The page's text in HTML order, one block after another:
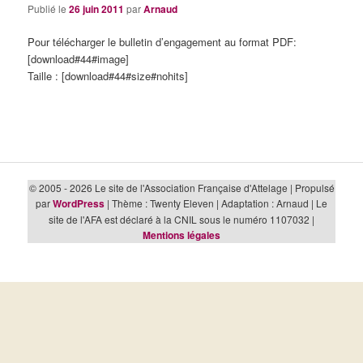
Publié le26 juin 2011 parArnaud
Pour télécharger le bulletin d’engagement au format PDF:
[download#44#image]
Taille : [download#44#size#nohits]
© 2005 - 2026 Le site de l'Association Française d'Attelage | Propulsé
parWordPress | Thème : Twenty Eleven | Adaptation : Arnaud | Le
site de l'AFA est déclaré à la CNIL sous le numéro 1107032 |
Mentions légales